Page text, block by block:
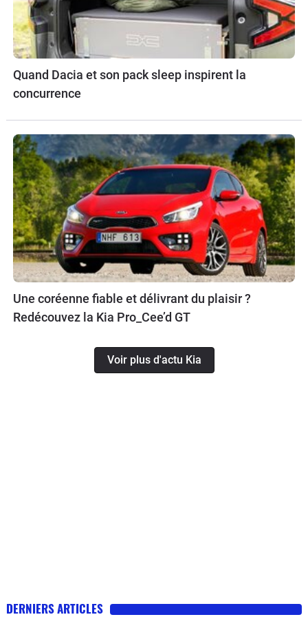
Quand Dacia et son pack sleep inspirent la
concurrence
Une coréenne fiable et délivrant du plaisir ?
Redécouvez la Kia Pro_Cee’d GT
Voir plus d'actu Kia
DERNIERS ARTICLES